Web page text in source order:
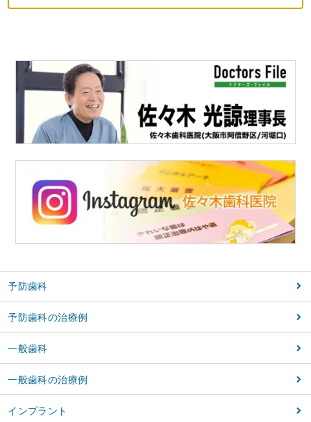
予防歯科
予防歯科の治療例
一般歯科
一般歯科の治療例
インプラント